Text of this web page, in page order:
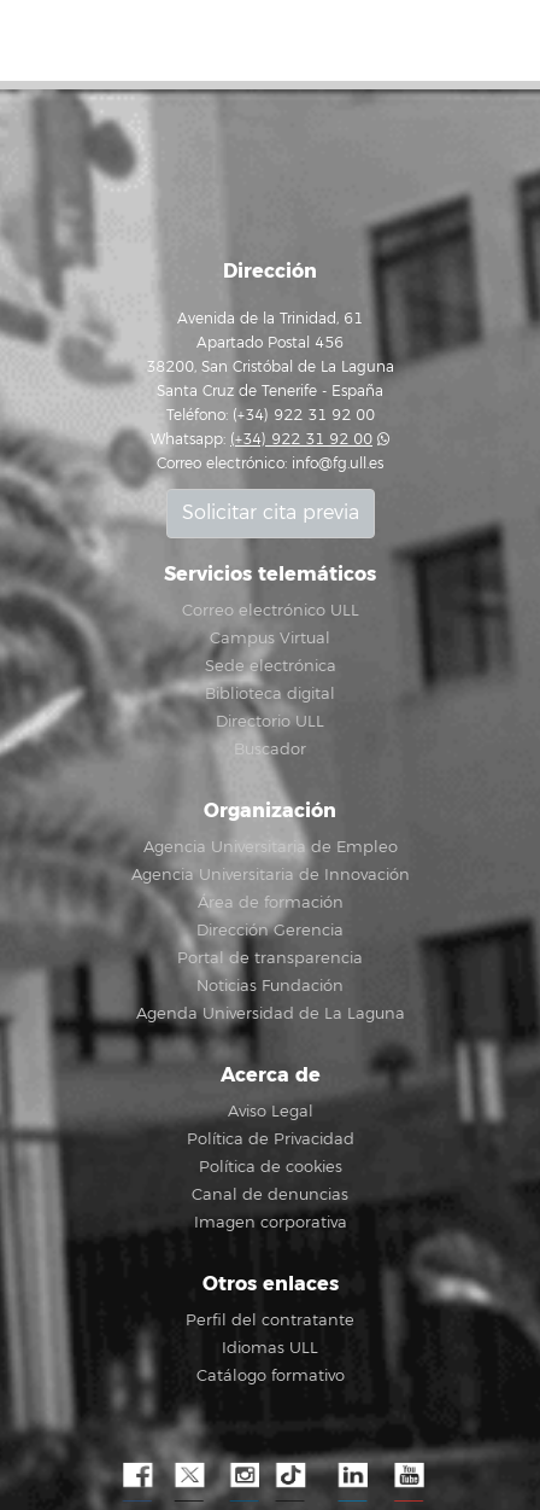
Dirección
Avenida de la Trinidad, 61
Apartado Postal 456
38200, San Cristóbal de La Laguna
Santa Cruz de Tenerife - España
Teléfono: (+34) 922 31 92 00
Whatsapp: (+34) 922 31 92 00
Correo electrónico: info@fg.ull.es
Solicitar cita previa
Servicios telemáticos
Correo electrónico ULL
Campus Virtual
Sede electrónica
Biblioteca digital
Directorio ULL
Buscador
Organización
Agencia Universitaria de Empleo
Agencia Universitaria de Innovación
Área de formación
Dirección Gerencia
Portal de transparencia
Noticias Fundación
Agenda Universidad de La Laguna
Acerca de
Aviso Legal
Política de Privacidad
Política de cookies
Canal de denuncias
Imagen corporativa
Otros enlaces
Perfil del contratante
Idiomas ULL
Catálogo formativo